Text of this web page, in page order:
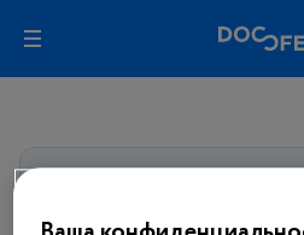
ко всем материалам